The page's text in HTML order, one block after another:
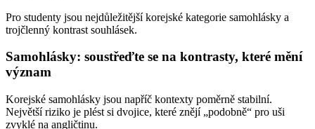
Pro studenty jsou nejdůležitější korejské kategorie samohlásky a
trojčlenný kontrast souhlásek.
Samohlásky: soustřeďte se na kontrasty, které mění
význam
Korejské samohlásky jsou napříč kontexty poměrně stabilní.
Největší riziko je plést si dvojice, které znějí „podobně“ pro uši
zvyklé na angličtinu.